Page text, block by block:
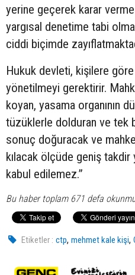
yerine geçerek karar
yargısal denetime tabi
ciddi biçimde
Hukuk devleti, kişilere
yönetilmeyi gerektirir.
koyan, yasama organının
tüzüklerle dolduran ve tek
sonuç doğuracak ve
kılacak ölçüde geniş takdir
kabul edilemez.”
Bu haber toplam 671 defa
Etiketler : ctp,mehmet kale kişi,